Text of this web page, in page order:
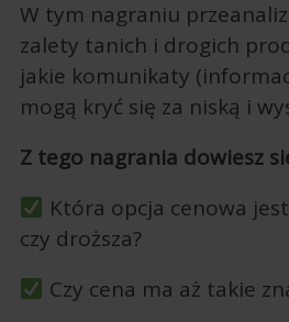
W tym nagraniu
zalety tanich i drogich
jakie komunikaty
mogą kryć się za niską i
Z tego nagrania dowiesz
Która opcja cenowa
czy droższa?
Czy cena ma aż takie